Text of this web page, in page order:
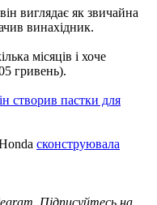
виглядає як звичайна
винахідник.
місяців і хоче
гривень).
створив пастки для
сконструювала
Підписуйтесь на